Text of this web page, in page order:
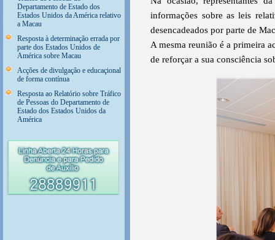
Departamento de Estado dos
Estados Unidos da América relativo
a Macau
Resposta à determinação errada por
parte dos Estados Unidos de
América sobre Macau
Acções de divulgação e educaçional
de forma contínua
Resposta ao Relatório sobre Tráfico
de Pessoas do Departamento de
Estado dos Estados Unidos da
América
informações sobre as leis
desencadeados por parte de
A mesma reunião é a primeira
de reforçar a sua consciência